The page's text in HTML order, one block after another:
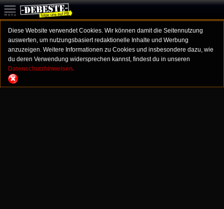
Diese Website verwendet Cookies. Wir können damit die Seitennutzung
auswerten, um nutzungsbasiert redaktionelle Inhalte und Werbung
anzuzeigen. Weitere Informationen zu Cookies und insbesondere dazu, wie
du deren Verwendung widersprechen kannst, findest du in unseren
Datenschutzhinweisen.